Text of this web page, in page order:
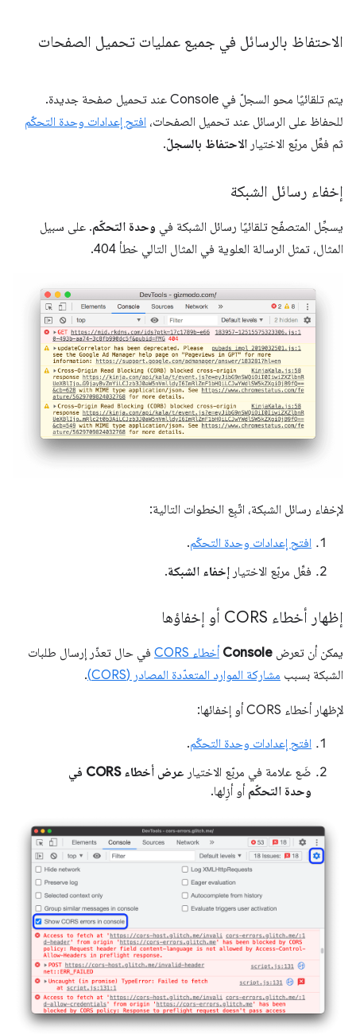
الاحتفاظ بالرسائل في جميع عمليات تحميل الصفحات
يتم تلقائيًا محو السجلّ في Console عند تحميل صفحة جديدة.
للحفاظ على الرسائل عند تحميل الصفحات، افتح إعدادات وحدة التحكّم
ثم فعِّل مربّع الاختيار الاحتفاظ بالسجلّ.
إخفاء رسائل الشبكة
يسجِّل المتصفّح تلقائيًا رسائل الشبكة في وحدة التحكّم. على سبيل
المثال، تمثل الرسالة العلوية في المثال التالي خطأ 404.
لإخفاء رسائل الشبكة، اتّبِع الخطوات التالية:
افتح إعدادات وحدة التحكّم.
فعِّل مربّع الاختيار إخفاء الشبكة.
إظهار أخطاء CORS أو إخفاؤها
يمكن أن تعرض Console أخطاء CORS
في حال تعذّر إرسال طلبات
الشبكة بسبب مشاركة الموارد المتعدّدة المصادر (CORS) .
لإظهار أخطاء CORS أو إخفائها:
افتح إعدادات وحدة التحكّم.
ضَع علامة في مربّع الاختيار
عرض أخطاء CORS في
وحدة التحكّم أو أزِلها.